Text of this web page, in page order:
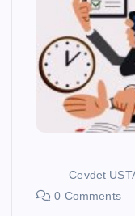
Cevdet
0 Comments